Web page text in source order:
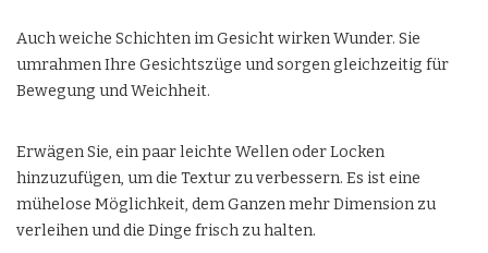
Auch weiche Schichten im Gesicht wirken Wunder. Sie
umrahmen Ihre Gesichtszüge und sorgen gleichzeitig für
Bewegung und Weichheit.
Erwägen Sie, ein paar leichte Wellen oder Locken
hinzuzufügen, um die Textur zu verbessern. Es ist eine
mühelose Möglichkeit, dem Ganzen mehr Dimension zu
verleihen und die Dinge frisch zu halten.